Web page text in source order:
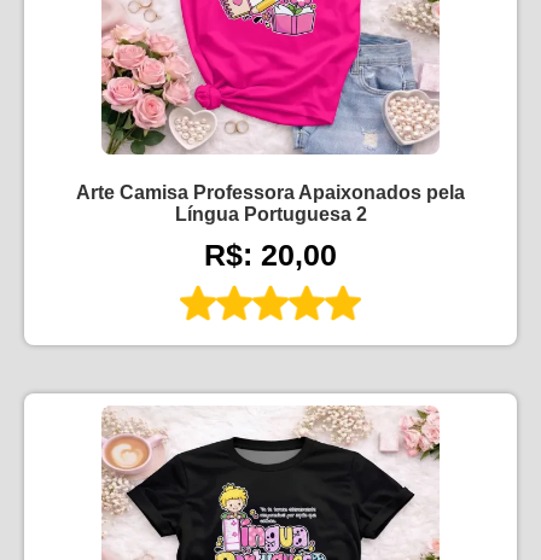
Arte Camisa Professora Apaixonados pela
Língua Portuguesa 2
R$: 20,00